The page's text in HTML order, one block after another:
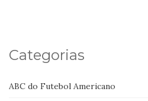
Categorias
ABC do Futebol Americano